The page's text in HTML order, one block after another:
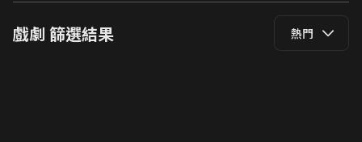
戲劇 篩選結果 熱門